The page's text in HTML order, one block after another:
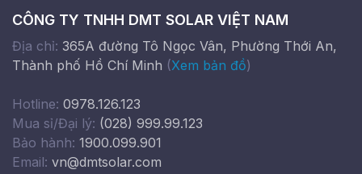
CÔNG TY TNHH DMT SOLAR VIỆT NAM
Địa chỉ: 365A đường Tô Ngọc Vân, Phường Thới An,
Thành phố Hồ Chí Minh (Xem bản đồ)
Hotline: 0978.126.123
Mua sỉ/Đại lý: (028) 999.99.123
Bảo hành: 1900.099.901
Email: vn@dmtsolar.com